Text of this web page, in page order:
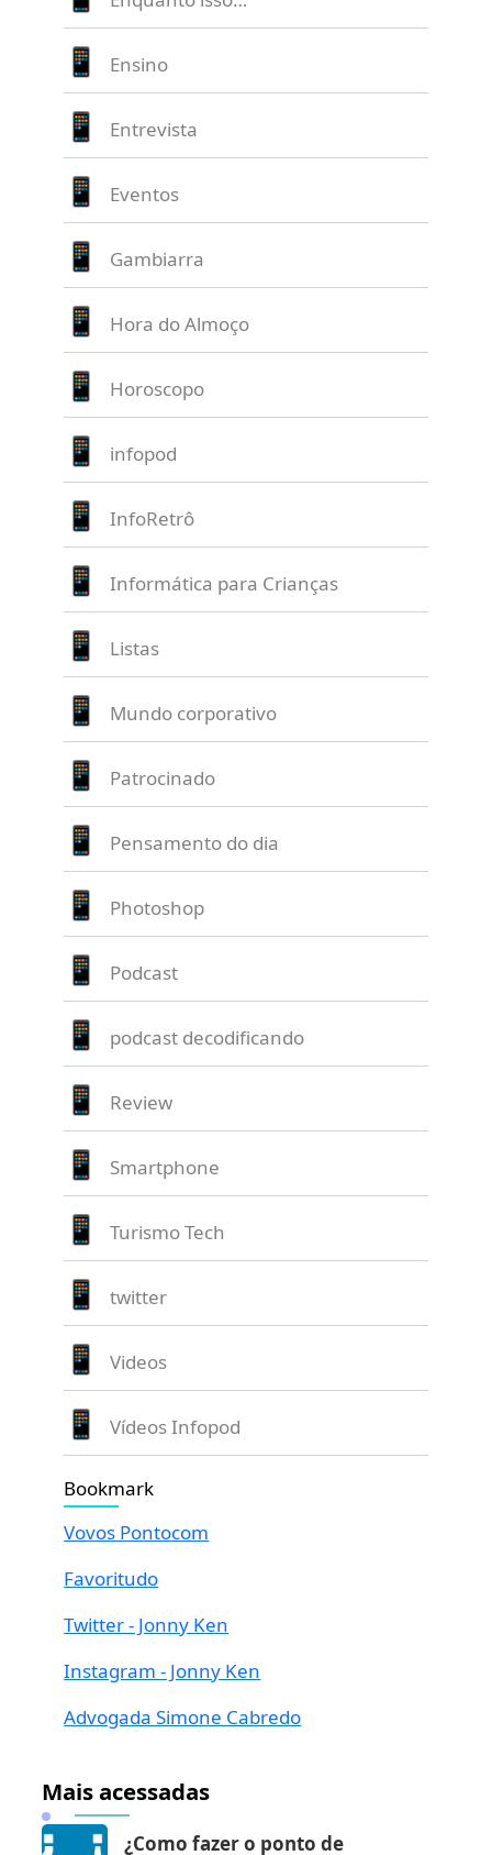
Ensino
Entrevista
Eventos
Gambiarra
Hora do Almoço
Horoscopo
infopod
InfoRetrô
Informática para Crianças
Listas
Mundo corporativo
Patrocinado
Pensamento do dia
Photoshop
Podcast
podcast decodificando
Review
Smartphone
Turismo Tech
twitter
Videos
Vídeos Infopod
Bookmark
Vovos Pontocom
Favoritudo
Twitter - Jonny Ken
Instagram - Jonny Ken
Advogada Simone Cabredo
Mais acessadas
¿Como fazer o ponto de